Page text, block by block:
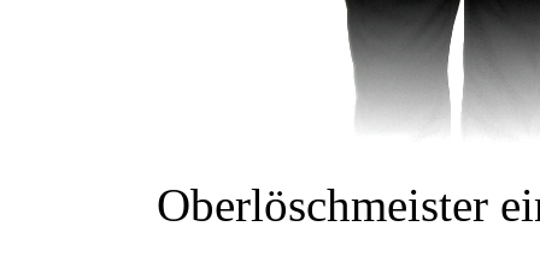
Oberlöschmeister